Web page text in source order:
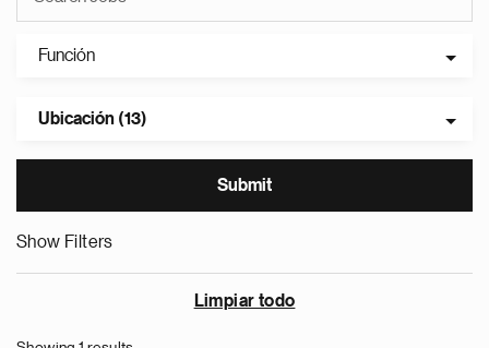
Función
Ubicación (13)
Show Filters
Limpiar todo